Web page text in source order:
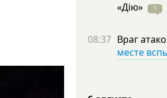
«Дію»
1
08:37 Враг
месте